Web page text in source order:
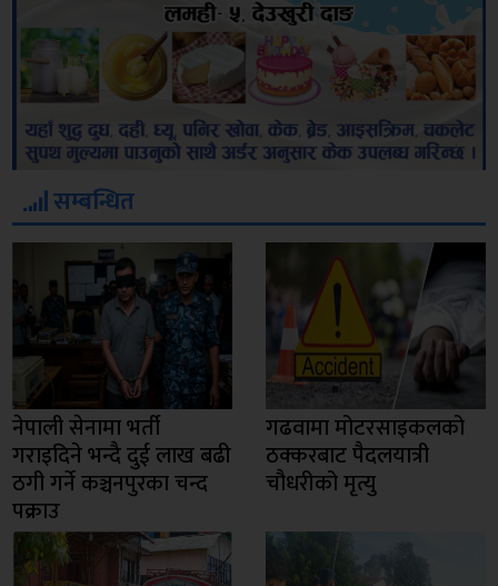
सम्बन्धित
नेपाली सेनामा भर्ती
गराइदिने भन्दै दुई लाख बढी
ठगी गर्ने कञ्चनपुरका चन्द
पक्राउ
गढवामा मोटरसाइकलको
ठक्करबाट पैदलयात्री
चौधरीको मृत्यु